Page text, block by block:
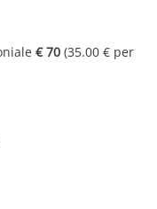
€ 70 (35.00 € per